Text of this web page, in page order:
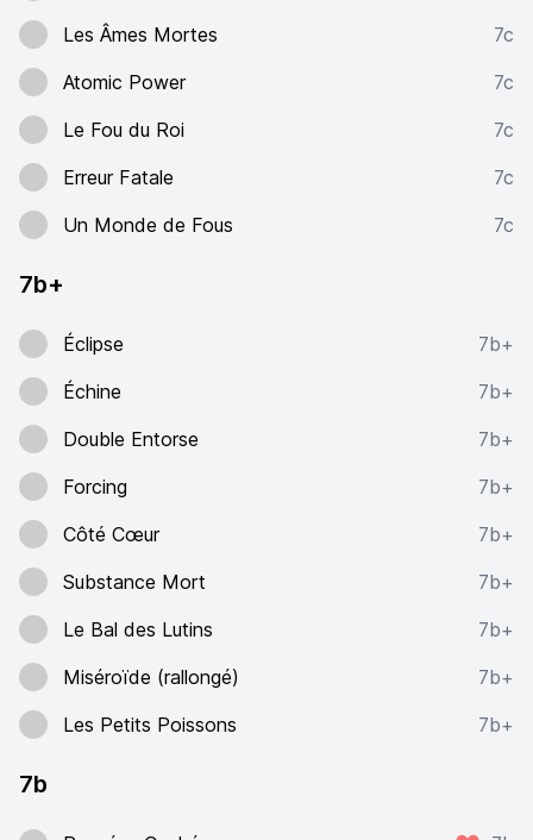
Les Âmes Mortes
7c
Atomic Power
7c
Le Fou du Roi
7c
Erreur Fatale
7c
Un Monde de Fous
7c
7b+
Éclipse
7b+
Échine
7b+
Double Entorse
7b+
Forcing
7b+
Côté Cœur
7b+
Substance Mort
7b+
Le Bal des Lutins
7b+
Miséroïde (rallongé)
7b+
Les Petits Poissons
7b+
7b